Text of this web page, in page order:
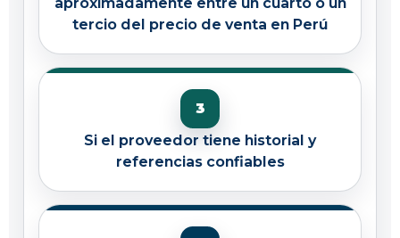
tercio del precio de venta en Perú
Si el proveedor tiene historial y
referencias confiables